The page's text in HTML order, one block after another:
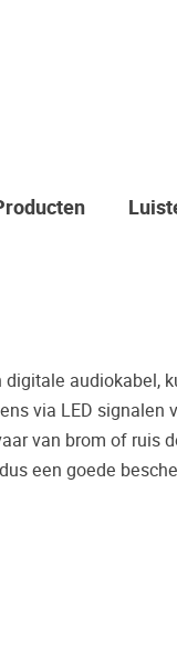
audiokabel,
via LED
van brom of ruis
een goede